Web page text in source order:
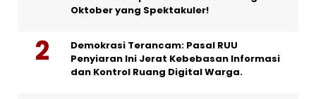
Oktober yang Spektakuler!
Demokrasi Terancam: Pasal RUU
Penyiaran Ini Jerat Kebebasan Informasi
dan Kontrol Ruang Digital Warga.